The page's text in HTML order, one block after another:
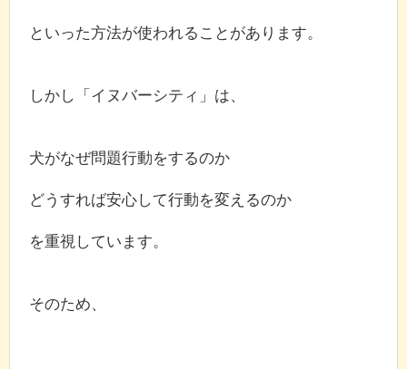
といった方法が使われることがあります。
しかし「イヌバーシティ」は、
犬がなぜ問題行動をするのか
どうすれば安心して行動を変えるのか
を重視しています。
そのため、